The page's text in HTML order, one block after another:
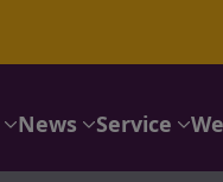
News Service